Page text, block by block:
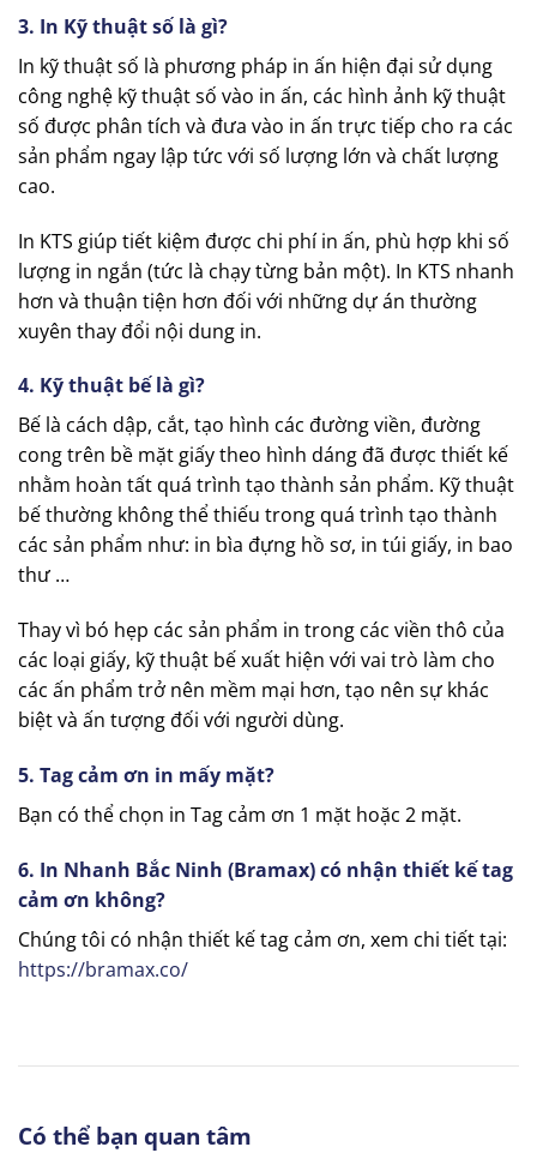
3. In Kỹ thuật số là gì?
In kỹ thuật số là phương pháp in ấn hiện đại sử dụng
công nghệ kỹ thuật số vào in ấn, các hình ảnh kỹ thuật
số được phân tích và đưa vào in ấn trực tiếp cho ra các
sản phẩm ngay lập tức với số lượng lớn và chất lượng
cao.
In KTS giúp tiết kiệm được chi phí in ấn, phù hợp khi số
lượng in ngắn (tức là chạy từng bản một). In KTS nhanh
hơn và thuận tiện hơn đối với những dự án thường
xuyên thay đổi nội dung in.
4. Kỹ thuật bế là gì?
Bế là cách dập, cắt, tạo hình các đường viền, đường
cong trên bề mặt giấy theo hình dáng đã được thiết kế
nhằm hoàn tất quá trình tạo thành sản phẩm. Kỹ thuật
bế thường không thể thiếu trong quá trình tạo thành
các sản phẩm như: in bìa đựng hồ sơ, in túi giấy, in bao
thư …
Thay vì bó hẹp các sản phẩm in trong các viền thô của
các loại giấy, kỹ thuật bế xuất hiện với vai trò làm cho
các ấn phẩm trở nên mềm mại hơn, tạo nên sự khác
biệt và ấn tượng đối với người dùng.
5. Tag cảm ơn in mấy mặt?
Bạn có thể chọn in Tag cảm ơn 1 mặt hoặc 2 mặt.
6. In Nhanh Bắc Ninh (Bramax) có nhận thiết kế tag
cảm ơn không?
Chúng tôi có nhận thiết kế tag cảm ơn, xem chi tiết tại:
https://bramax.co/
Có thể bạn quan tâm